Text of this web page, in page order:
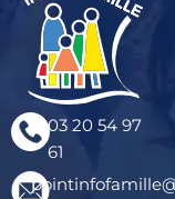
03 20 54 97
61